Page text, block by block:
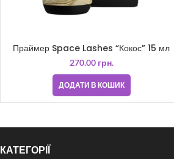
Праймер Space Lashes “Кокос” 15 мл
270.00 грн.
ДОДАТИ В КОШИК
КАТЕГОРІЇ